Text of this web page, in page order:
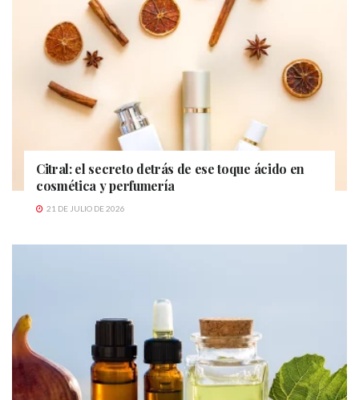
Citral: el secreto detrás de ese toque ácido en
cosmética y perfumería
21 DE JULIO DE 2026